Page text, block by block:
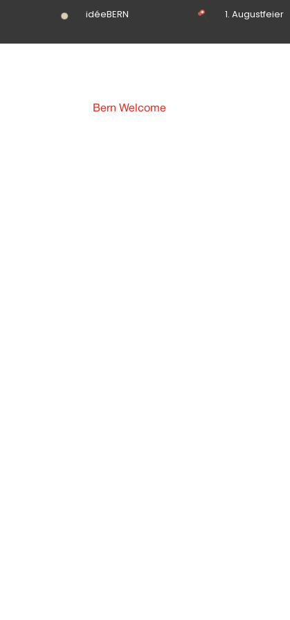
idéeBERN 1. Augustfeier
Bern Welcome